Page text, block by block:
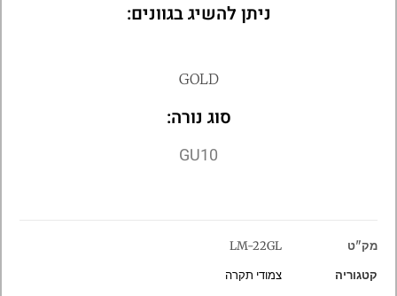
ניתן להשיג בגוונים:
GOLD
סוג נורה:
GU10
מק"ט
LM-22GL
קטגוריה
צמודי תקרה